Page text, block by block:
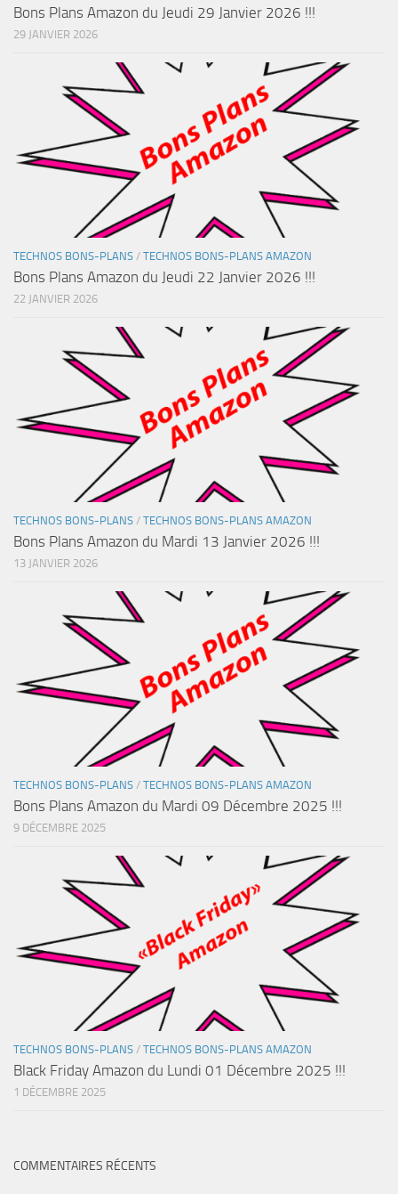
Bons Plans Amazon du Jeudi 29 Janvier 2026 !!!
29 JANVIER 2026
TECHNOS BONS-PLANS / TECHNOS BONS-PLANS AMAZON
Bons Plans Amazon du Jeudi 22 Janvier 2026 !!!
22 JANVIER 2026
TECHNOS BONS-PLANS / TECHNOS BONS-PLANS AMAZON
Bons Plans Amazon du Mardi 13 Janvier 2026 !!!
13 JANVIER 2026
TECHNOS BONS-PLANS / TECHNOS BONS-PLANS AMAZON
Bons Plans Amazon du Mardi 09 Décembre 2025 !!!
9 DÉCEMBRE 2025
TECHNOS BONS-PLANS / TECHNOS BONS-PLANS AMAZON
Black Friday Amazon du Lundi 01 Décembre 2025 !!!
1 DÉCEMBRE 2025
COMMENTAIRES RÉCENTS